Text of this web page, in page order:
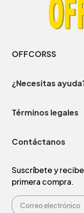
OFFCORSS
¿Necesitas
Términos legales
Contáctanos
Suscríbete y
primera compra.